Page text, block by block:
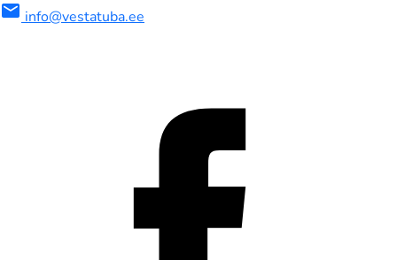
mail info@vestatuba.ee